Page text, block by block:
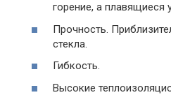
горение, а плавящиеся
Прочность.
стекла.
Гибкость.
Высокие